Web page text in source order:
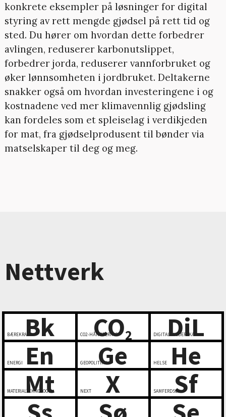
konkrete eksempler på løsninger for digital
styring av rett mengde gjødsel på rett tid og
sted. Du hører om hvordan dette forbedrer
avlingen, reduserer karbonutslippet,
forbedrer jorda, reduserer vannforbruket og
øker lønnsomheten i jordbruket. Deltakerne
snakker også om hvordan investeringene i og
kostnadene ved mer klimavennlig gjødsling
kan fordeles som et spleiselag i verdikjeden
for mat, fra gjødselprodusent til bønder via
matselskaper til deg og meg.
Nettverk
Bk
BÆREKRAFT CO2
CO2-HÅNDTERING DiL
DIGITALT LEDERSKAP
En
ENERGI Ge
GEOPOLITIKK He
HELSE
Mt
MATERIALTEKNOLOGI X
NEXT Sf
SAMFERDSEL